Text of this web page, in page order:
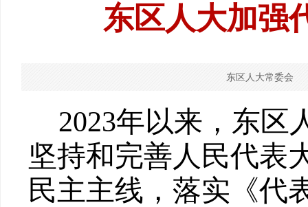
东区人大加强
东区人大常委会
2023年以来，东区
坚持和完善人民代表
民主主线，落实《代